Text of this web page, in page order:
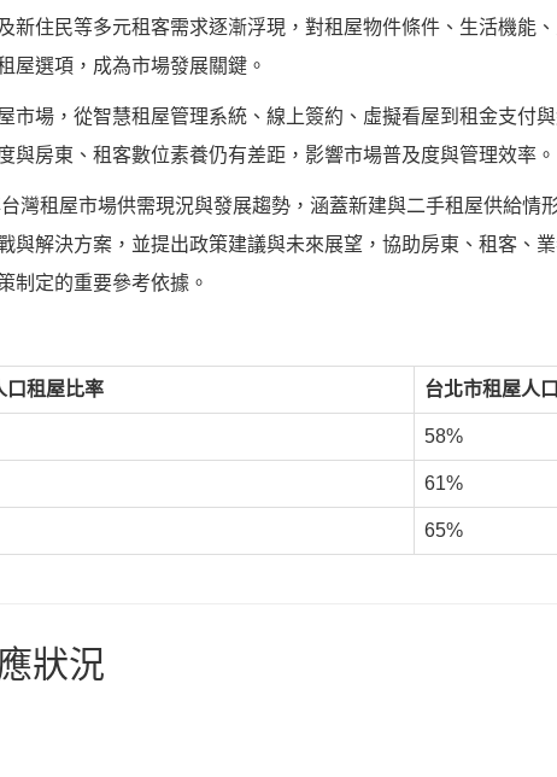
新住民等多元租客需求逐漸浮現，對租屋物件條件、生活機能
屋選項，成為市場發展關鍵。
市場，從智慧租屋管理系統、線上簽約、虛擬看屋到租金支付
與房東、租客數位素養仍有差距，影響市場普及度與管理效率。
灣租屋市場供需現況與發展趨勢，涵蓋新建與二手租屋供給情
與解決方案，並提出政策建議與未來展望，協助房東、租客、
制定的重要參考依據。
口租屋比率 台北市租屋人
58%
61%
65%
狀況